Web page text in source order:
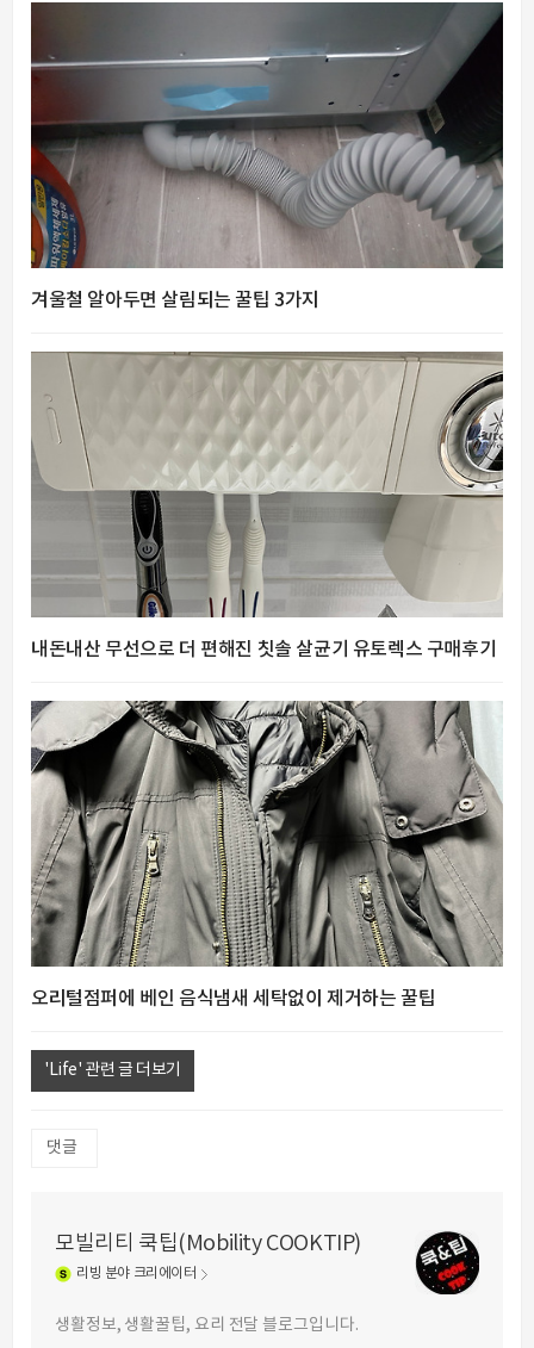
겨울철 알아두면 살림되는 꿀팁 3가지
내돈내산 무선으로 더 편해진 칫솔 살균기 유토렉스 구매후기
오리털점퍼에 베인 음식냄새 세탁없이 제거하는 꿀팁
'Life' 관련 글 더보기
댓글
모빌리티 쿡팁(Mobility COOKTIP)
리빙 분야 크리에이터
생활정보, 생활꿀팁, 요리 전달 블로그입니다.